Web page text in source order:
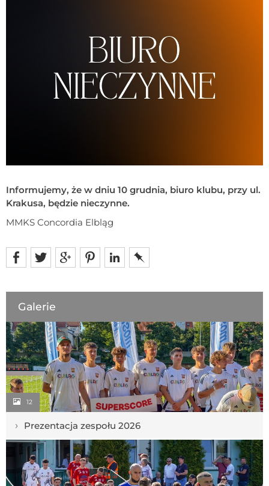
Informujemy, że w dniu 10 grudnia, biuro klubu, przy ul.
Krakusa, będzie nieczynne.
MMKS Concordia Elbląg
Galerie
12
› Prezentacja zespołu 2026